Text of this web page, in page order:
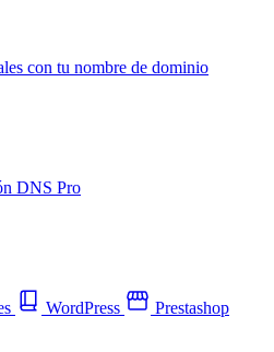
con tu nombre de dominio
DNS Pro
WordPress Prestashop